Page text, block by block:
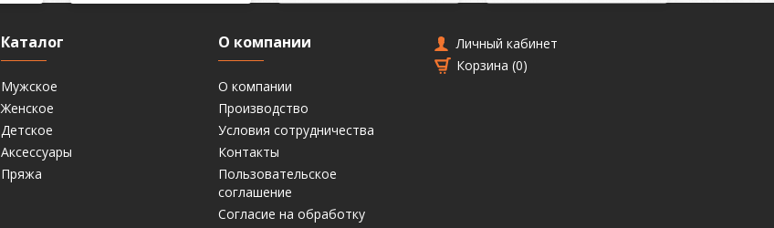
Каталог
Мужское
Женское
Детское
Аксессуары
Пряжа
О компании
О компании
Производство
Условия сотрудничества
Контакты
Пользовательское
соглашение
Согласие на обработку
Личный кабинет
Корзина (0)